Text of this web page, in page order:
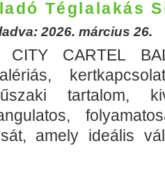
Téglalakás
2026. március 26.
CITY CARTEL
tartalom,
amely ideális